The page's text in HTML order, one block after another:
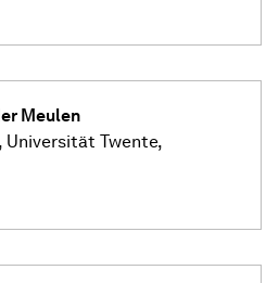
Meulen
Universität Twente,